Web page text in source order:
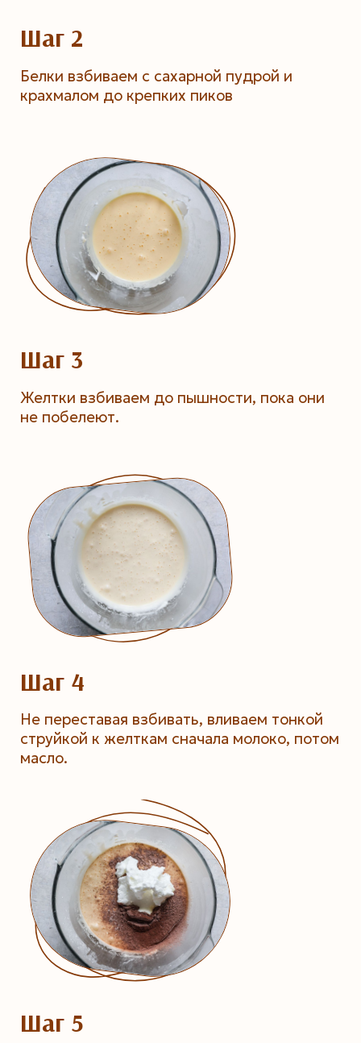
Шаг 2
Белки взбиваем с сахарной пудрой и
крахмалом до крепких пиков
Шаг 3
Желтки взбиваем до пышности, пока они
не побелеют.
Шаг 4
Не переставая взбивать, вливаем тонкой
струйкой к желткам сначала молоко, потом
масло.
Шаг 5